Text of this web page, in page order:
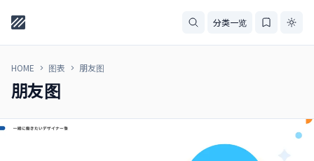
分类一览
HOME 图表 朋友图
朋友图